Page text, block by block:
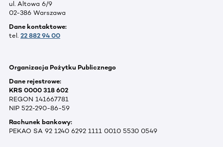
ul. Altowa 6/9
02-386 Warszawa
Dane kontaktowe:
tel. 22 882 94 00
Organizacja Pożytku Publicznego
Dane rejestrowe:
KRS 0000 318 602
REGON 141667781
NIP 522-290-86-59
Rachunek bankowy:
PEKAO SA 92 1240 6292 1111 0010 5530 0549